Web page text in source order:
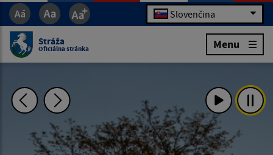
Slovenčina
Stráža
Oficiálna stránka Menu